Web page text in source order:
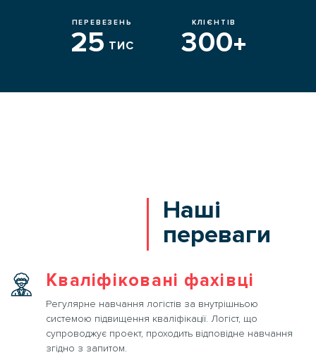
ПЕРЕВЕЗЕНЬ
25
КЛІЄНТІВ
300
Наші
переваги
Кваліфіковані фахівці
Регулярне навчання логістів за внутрішньою
системою підвищення кваліфікації. Логіст, що
супроводжує проект, проходить відповідне навчання
згідно з запитом.